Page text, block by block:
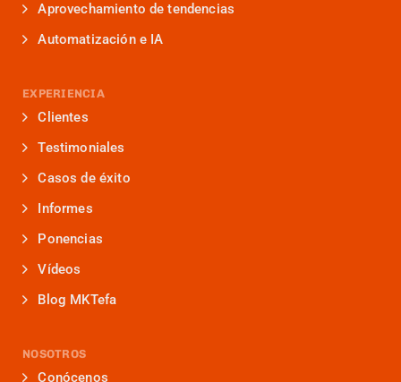
Aprovechamiento de tendencias
Automatización e IA
EXPERIENCIA
Clientes
Testimoniales
Casos de éxito
Informes
Ponencias
Vídeos
Blog MKTefa
NOSOTROS
Conócenos